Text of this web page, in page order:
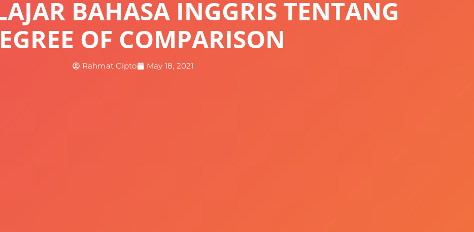
BAHASA INGGRIS TENTANG
OF COMPARISON
Rahmat Cipto May 18, 2021